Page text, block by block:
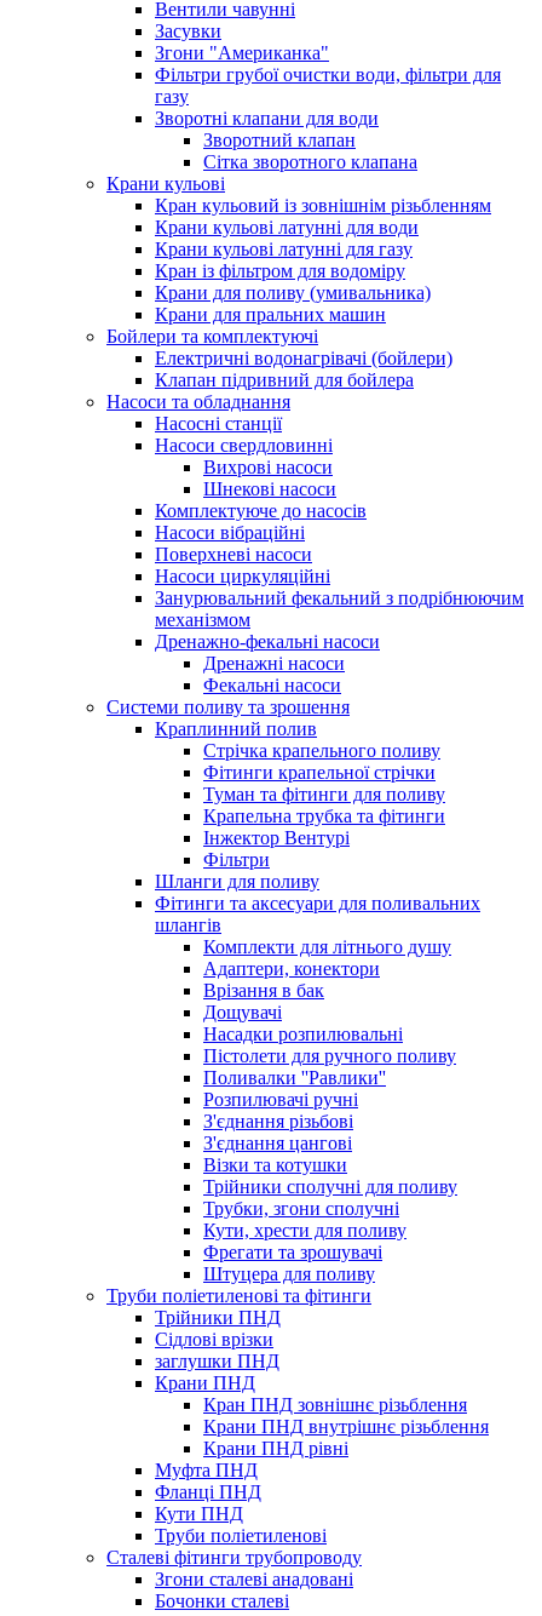
Вентили чавунні
Засувки
Згони "Американка"
Фільтри грубої очистки води, фільтри для
газу
Зворотні клапани для води
Зворотний клапан
Сітка зворотного клапана
Крани кульові
Кран кульовий із зовнішнім різьбленням
Крани кульові латунні для води
Крани кульові латунні для газу
Кран із фільтром для водоміру
Крани для поливу (умивальника)
Крани для пральних машин
Бойлери та комплектуючі
Електричні водонагрівачі (бойлери)
Клапан підривний для бойлера
Насоси та обладнання
Насосні станції
Насоси свердловинні
Вихрові насоси
Шнекові насоси
Комплектуюче до насосів
Насоси вібраційні
Поверхневі насоси
Насоси циркуляційні
Занурювальний фекальний з подрібнюючим
механізмом
Дренажно-фекальні насоси
Дренажні насоси
Фекальні насоси
Системи поливу та зрошення
Краплинний полив
Стрічка крапельного поливу
Фітинги крапельної стрічки
Туман та фітинги для поливу
Крапельна трубка та фітинги
Інжектор Вентурі
Фільтри
Шланги для поливу
Фітинги та аксесуари для поливальних
шлангів
Комплекти для літнього душу
Адаптери, конектори
Врізання в бак
Дощувачі
Насадки розпилювальні
Пістолети для ручного поливу
Поливалки ''Равлики''
Розпилювачі ручні
З'єднання різьбові
З'єднання цангові
Візки та котушки
Трійники сполучні для поливу
Трубки, згони сполучні
Кути, хрести для поливу
Фрегати та зрошувачі
Штуцера для поливу
Труби поліетиленові та фітинги
Трійники ПНД
Сідлові врізки
заглушки ПНД
Крани ПНД
Кран ПНД зовнішнє різьблення
Крани ПНД внутрішнє різьблення
Крани ПНД рівні
Муфта ПНД
Фланці ПНД
Кути ПНД
Труби поліетиленові
Сталеві фітинги трубопроводу
Згони сталеві анадовані
Бочонки сталеві